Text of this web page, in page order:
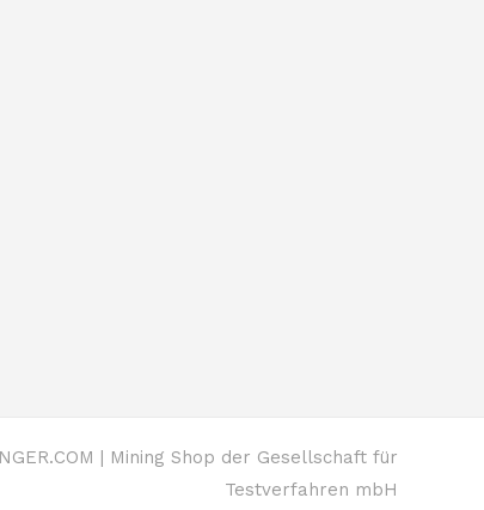
| Mining Shop der Gesellschaft für
Testverfahren mbH